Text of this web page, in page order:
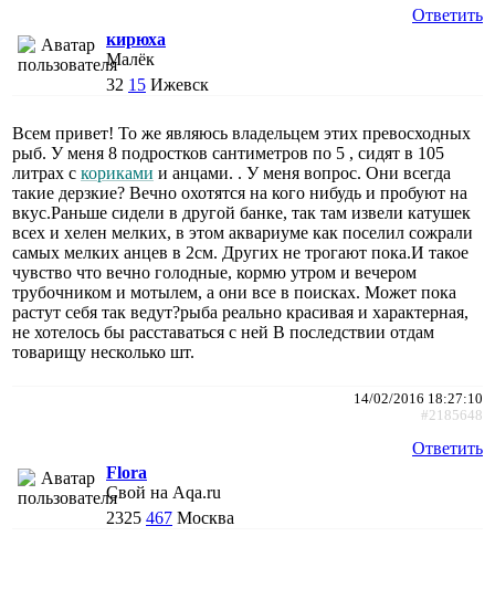
Ответить
кирюха
Малёк
32 15 Ижевск
Всем привет! То же являюсь владельцем этих превосходных
рыб. У меня 8 подростков сантиметров по 5 , сидят в 105
литрах с кориками и анцами. . У меня вопрос. Они всегда
такие дерзкие? Вечно охотятся на кого нибудь и пробуют на
вкус.Раньше сидели в другой банке, так там извели катушек
всех и хелен мелких, в этом аквариуме как поселил сожрали
самых мелких анцев в 2см. Других не трогают пока.И такое
чувство что вечно голодные, кормю утром и вечером
трубочником и мотылем, а они все в поисках. Может пока
растут себя так ведут?рыба реально красивая и характерная,
не хотелось бы расставаться с ней В последствии отдам
товарищу несколько шт.
14/02/2016 18:27:10
#2185648
Ответить
Flora
Свой на Aqa.ru
2325 467 Москва